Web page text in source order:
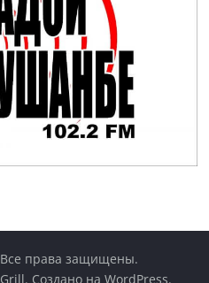
права защищены.
Создано наWordPress.